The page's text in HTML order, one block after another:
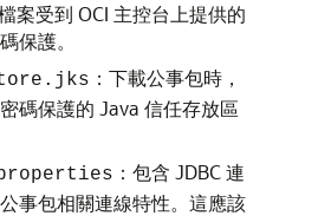
案受到 OCI 主控台上提供的
保護。
：下載公事包時，
碼保護的 Java 信任存放區
：包含 JDBC 連
事包相關連線特性。這應該